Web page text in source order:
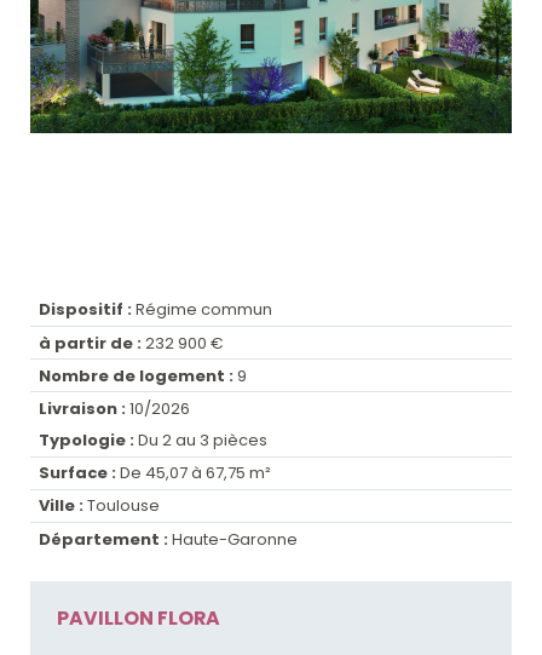
Dispositif : Régime commun
à partir de : 232 900 €
Nombre de logement : 9
Livraison : 10/2026
Typologie : Du 2 au 3 pièces
Surface : De 45,07 à 67,75 m²
Ville : Toulouse
Département : Haute-Garonne
PAVILLON FLORA